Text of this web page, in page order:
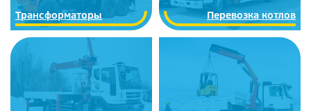
Трансформаторы Перевозка котлов